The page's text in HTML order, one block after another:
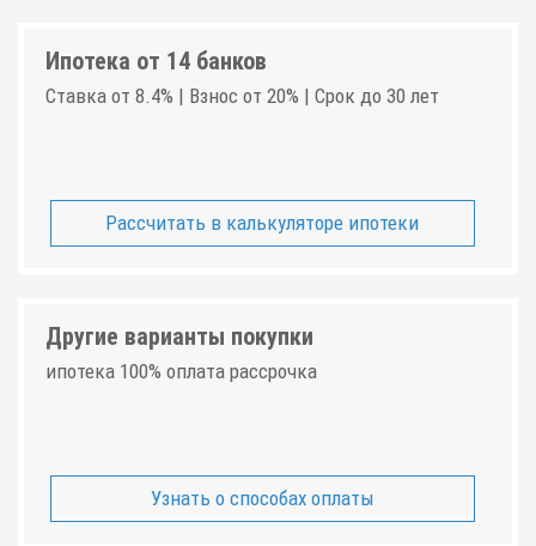
Ипотека от 14 банков
Ставка от 8.4% | Взнос от 20% | Срок до 30 лет
Рассчитать в калькуляторе ипотеки
Другие варианты покупки
ипотека 100% оплата рассрочка
Узнать о способах оплаты